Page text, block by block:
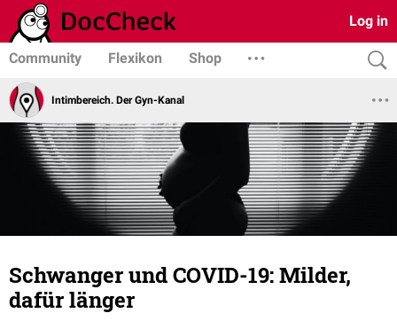
Log in
Community Flexikon Shop
Intimbereich. Der Gyn-Kanal
Schwanger und COVID-19: Milder,
dafür länger